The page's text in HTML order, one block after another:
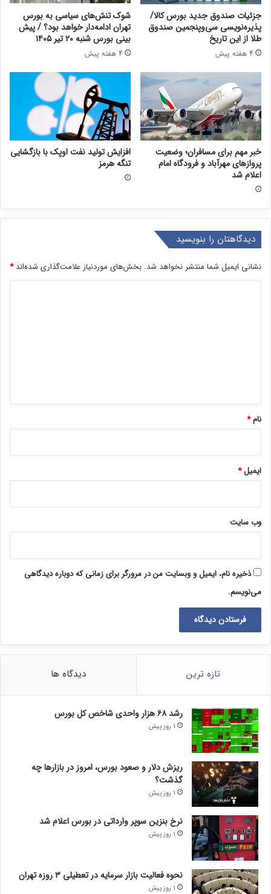
جزئیات صندوق جدید بورس کالا/
پذیره‌نویسی سی‌وپنجمین صندوق
طلا از این تاریخ
4 هفته پیش
شوک تنش‌های سیاسی به بورس
تهران ادامه‌دار خواهد بود؟ / پیش
بینی بورس شنبه ۲۰ تیر ۱۴۰۵
4 هفته پیش
خبر مهم برای مسافران؛ وضعیت
پروازهای مهرآباد و فرودگاه امام
اعلام شد
افزایش تولید نفت اوپک با بازگشایی
تنگه هرمز
دیدگاهتان را بنویسید
نشانی ایمیل شما منتشر نخواهد شد. بخش‌های موردنیاز علامت‌گذاری شده‌اند*
نام*
ایمیل*
وب‌ سایت
ذخیره نام، ایمیل و وبسایت من در مرورگر برای زمانی که دوباره دیدگاهی
می‌نویسم.
تازه ترین دیدگاه ها
رشد ۶۸ هزار واحدی شاخص کل بورس
1 روز پیش
ریزش دلار و صعود بورس، امروز در بازارها چه
گذشت؟
1 روز پیش
نرخ بنزین سوپر وارداتی در بورس اعلام شد
1 روز پیش
نحوه فعالیت بازار سرمایه در تعطیلی ۳ روزه تهران
1 روز پیش